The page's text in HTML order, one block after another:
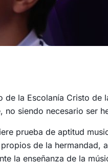
la Escolanía Cristo
siendo necesario ser
prueba de aptitud
de la
la enseñanza de la